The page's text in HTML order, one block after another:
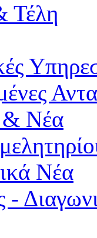
Τέλη
Νέα
Νέα
-